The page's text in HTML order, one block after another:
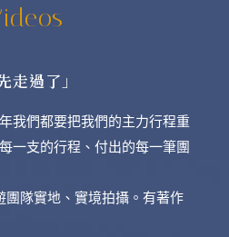
走過了」
我們都要把我們的主力行程重
一支的行程、付出的每一筆團
隊實地、實境拍攝。有著作